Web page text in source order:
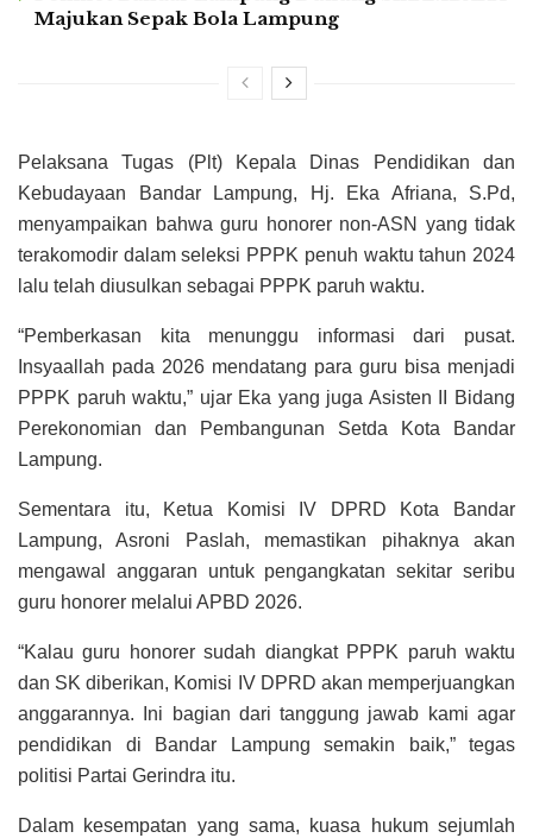
Majukan Sepak Bola Lampung
Pelaksana Tugas (Plt) Kepala Dinas Pendidikan dan
Kebudayaan Bandar Lampung, Hj. Eka Afriana, S.Pd,
menyampaikan bahwa guru honorer non-ASN yang tidak
terakomodir dalam seleksi PPPK penuh waktu tahun 2024
lalu telah diusulkan sebagai PPPK paruh waktu.
“Pemberkasan kita menunggu informasi dari pusat.
Insyaallah pada 2026 mendatang para guru bisa menjadi
PPPK paruh waktu,” ujar Eka yang juga Asisten II Bidang
Perekonomian dan Pembangunan Setda Kota Bandar
Lampung.
Sementara itu, Ketua Komisi IV DPRD Kota Bandar
Lampung, Asroni Paslah, memastikan pihaknya akan
mengawal anggaran untuk pengangkatan sekitar seribu
guru honorer melalui APBD 2026.
“Kalau guru honorer sudah diangkat PPPK paruh waktu
dan SK diberikan, Komisi IV DPRD akan memperjuangkan
anggarannya. Ini bagian dari tanggung jawab kami agar
pendidikan di Bandar Lampung semakin baik,” tegas
politisi Partai Gerindra itu.
Dalam kesempatan yang sama, kuasa hukum sejumlah